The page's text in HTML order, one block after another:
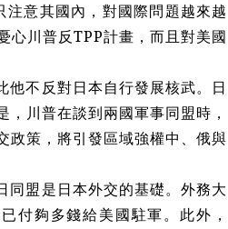
意其國內，對國際問題越來越
心川普反TPP計畫，而且對美國
他不反對日本自行發展核武。日
川普在談到兩國軍事同盟時，
政策，將引發區域強權中、俄與
同盟是日本外交的基礎。外務大
付夠多錢給美國駐軍。此外，